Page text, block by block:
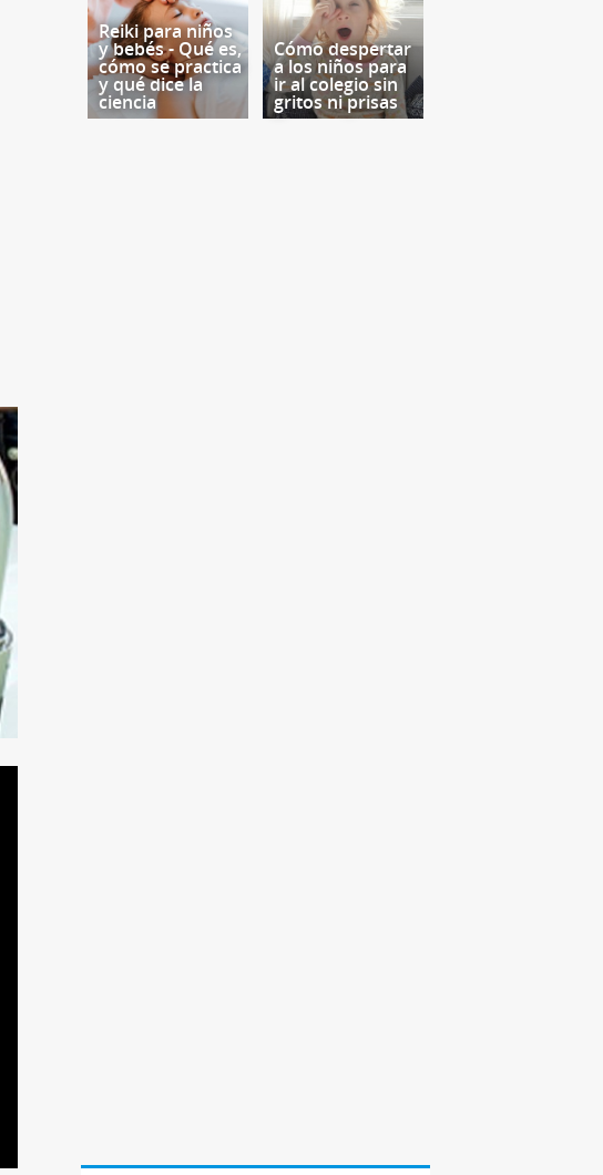
Reiki para niños
y bebés - Qué es,
cómo se practica
y qué dice la
ciencia
Cómo despertar
a los niños para
ir al colegio sin
gritos ni prisas